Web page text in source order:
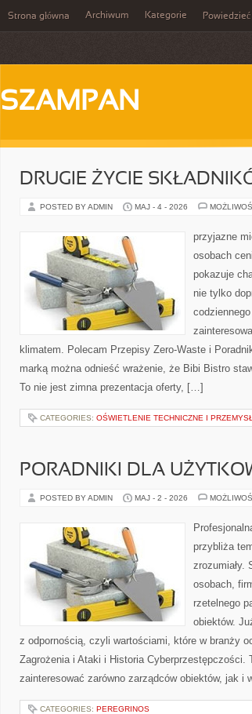
Strona główna Archiwum Kategorie Powiedzieć
SZAMPAN
DRUGIE ŻYCIE
POSTED BY ADMIN MAJ - 4 - 2026
przyjazne
osobach
pokazuje
nie tylko
klimatem. Polecam Przepisy Zero-Waste i
marką można odnieść wrażenie, że Bibi Bistro
To nie jest zimna prezentacja oferty, […]
CATEGORIES: OŚWIETLENIE TECHNICZNE I
PORADNIKI DLA
POSTED BY ADMIN MAJ - 2 - 2026
przybliża
zrozumiały.
osobach,
rzetelnego
obiektów.
z odpornością, czyli wartościami, które w branży
Zagrożenia i Ataki i Historia Cyberprzestępczości.
zainteresować zarówno zarządców obiektów, jak i
CATEGORIES: PEREGRINOS